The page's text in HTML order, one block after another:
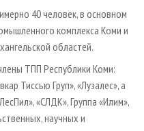
40 человек, в основном
комплекса Коми и
областей.
ТПП Республики Коми:
Тиссью Груп», «Лузалес», а
«СЛДК», Группа «Илим»,
научных и